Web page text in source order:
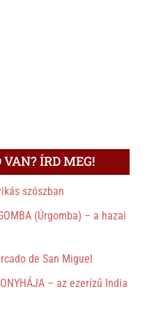
ÍRD MEG!
szószban
(Úrgomba) – a hazai
de San Miguel
– az ezerízű India